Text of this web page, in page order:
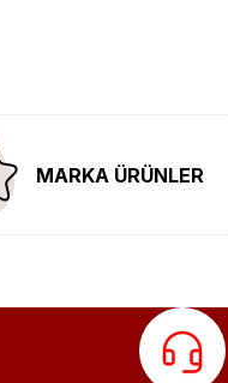
Türkiye’nin her
MARKA ÜRÜNLER